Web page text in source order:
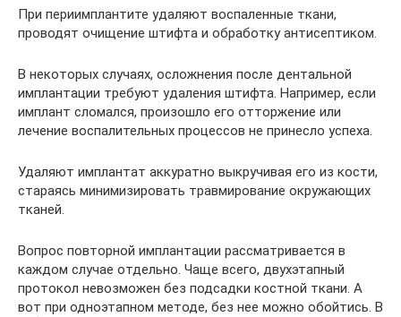
При периимплантите удаляют воспаленные ткани,
проводят очищение штифта и обработку антисептиком.
В некоторых случаях, осложнения после дентальной
имплантации требуют удаления штифта. Например, если
имплант сломался, произошло его отторжение или
лечение воспалительных процессов не принесло успеха.
Удаляют имплантат аккуратно выкручивая его из кости,
стараясь минимизировать травмирование окружающих
тканей.
Вопрос повторной имплантации рассматривается в
каждом случае отдельно. Чаще всего, двухэтапный
протокол невозможен без подсадки костной ткани. А
вот при одноэтапном методе, без нее можно обойтись. В